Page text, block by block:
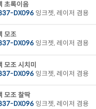
초록이음
DX096 잉크젯, 레이저 겸용
모조
DX096 잉크젯, 레이저 겸용
모조 시치미
DX096 잉크젯, 레이저 겸용
모조 찰딱
DX096 잉크젯, 레이저 겸용